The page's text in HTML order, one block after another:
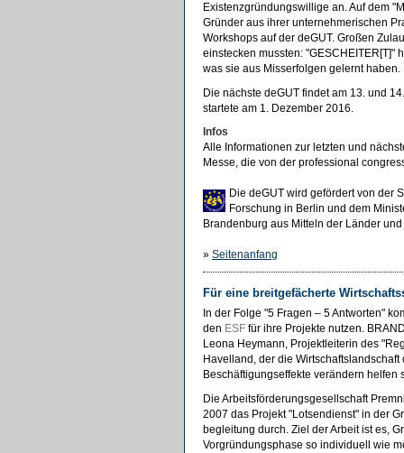
Existenzgründungswillige an. Auf dem
Gründer aus ihrer unternehmerischen
Workshops auf der deGUT. Großen
einstecken mussten: "GESCHEITER[T]"
was sie aus Misserfolgen gelernt haben.
Die nächste deGUT findet am 13. und
startete am 1. Dezember 2016.
Infos
Alle Informationen zur letzten und
Messe, die von der professional
Die deGUT wird gefördert von der
Forschung in Berlin und dem
Brandenburg aus Mitteln der Länder
» Seitenanfang
Für eine breitgefächerte
In der Folge "5 Fragen – 5 Antworten"
den ESF für ihre Projekte nutzen.
Leona Heymann, Projektleiterin des
Havelland, der die Wirtschaftslandschaft
Beschäftigungseffekte verändern helfen
Die Arbeitsförderungsgesellschaft
2007 das Projekt "Lotsendienst" in der
begleitung durch. Ziel der Arbeit ist es,
Vorgründungsphase so individuell wie